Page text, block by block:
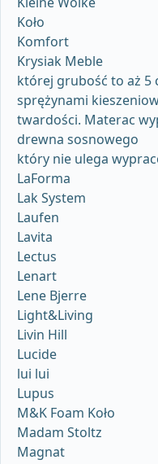
Koło
Komfort
Krysiak Meble
której grubość to aż 5
sprężynami
twardości. Materac
drewna sosnowego
który nie ulega
LaForma
Lak System
Laufen
Lavita
Lectus
Lenart
Lene Bjerre
Light&Living
Livin Hill
Lucide
lui lui
Lupus
M&K Foam Koło
Madam Stoltz
Magnat